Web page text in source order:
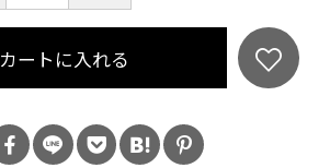
カートに入れる